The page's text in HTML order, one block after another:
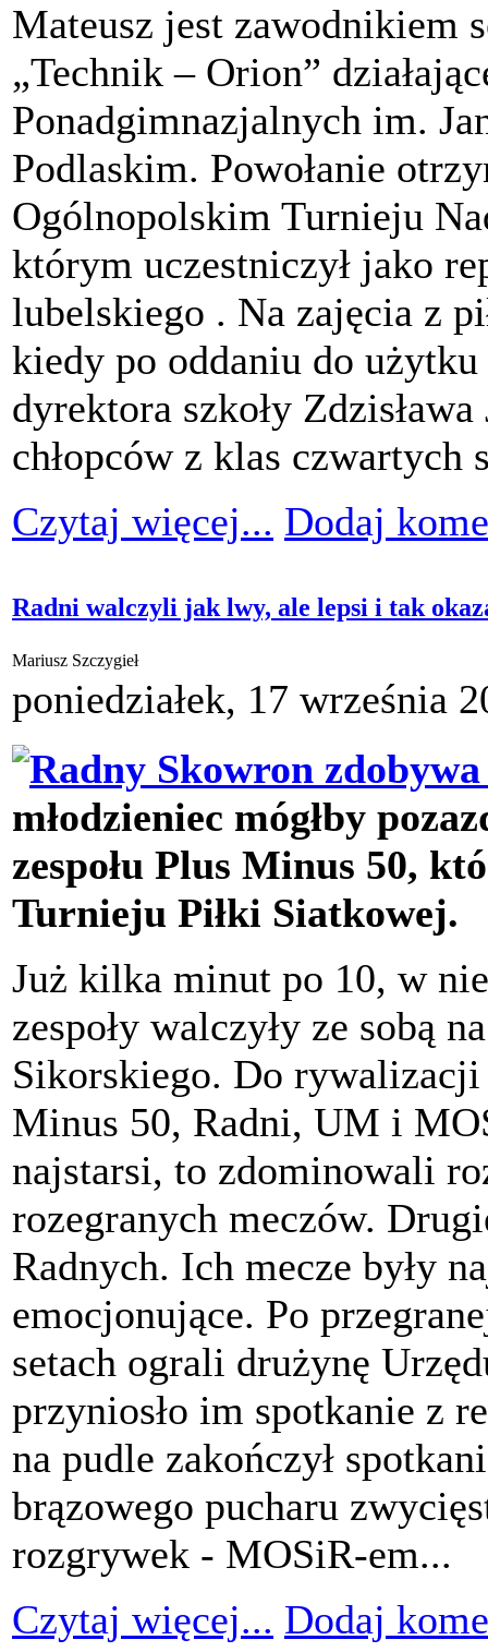
Mateusz jest
„Technik – Orion”
Ponadgimnazjalnych im.
Podlaskim. Powołanie
Ogólnopolskim Turnieju
którym uczestniczył jako
lubelskiego . Na zajęcia z
kiedy po oddaniu do
dyrektora szkoły
chłopców z klas czwartych
Czytaj więcej... Dodaj
Radni walczyli jak lwy, ale lepsi i tak
Mariusz Szczygieł
poniedziałek, 17 września
młodzieniec mógłby
zespołu Plus Minus 50,
Turnieju Piłki Siatkowej.
Już kilka minut po 10, w
zespoły walczyły ze sobą
Sikorskiego. Do rywalizacji
Minus 50, Radni, UM i
najstarsi, to zdominowali
rozegranych meczów.
Radnych. Ich mecze były
emocjonujące. Po
setach ograli drużynę
przyniosło im spotkanie z
na pudle zakończył
brązowego pucharu
rozgrywek - MOSiR-em...
Czytaj więcej... Dodaj